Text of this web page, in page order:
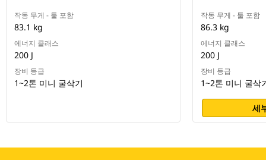
작동 무게 - 툴 포함
83.1 kg
에너지 클래스
200 J
장비 등급
1~2톤 미니 굴삭기
작동 무게 - 툴 포함
86.3 kg
에너지 클래스
200 J
장비 등급
1~2톤 미니 굴삭
세